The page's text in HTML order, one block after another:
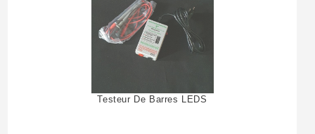
Testeur De Barres LEDS